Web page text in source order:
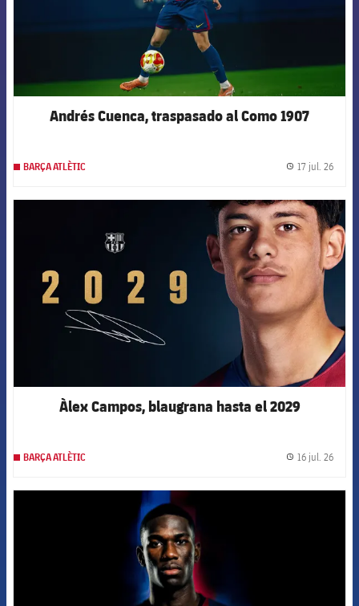
Andrés Cuenca, traspasado al Como 1907
BARÇA ATLÈTIC 17 jul. 26
FCB Barcelona badge
Àlex Campos, blaugrana hasta el 2029
BARÇA ATLÈTIC 16 jul. 26